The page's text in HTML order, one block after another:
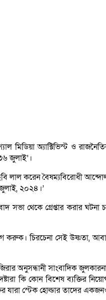
অ্যাক্টিভিস্ট ও
জুলাই’।
করেন বৈষম্যবিরোধী
২০২৪।’
থেকে গ্রেপ্তার করার ঘটনা
চিরচেনা সেই উষ্ণতা,
অনুসন্ধানী সাংবাদিক
কি কোন বিশেষ
যারা স্টেক হোল্ডার তাদের